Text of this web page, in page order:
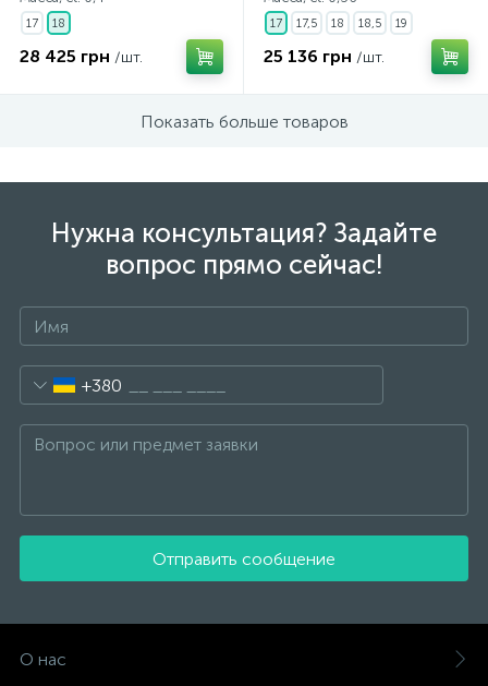
17 18
28 425 грн /шт.
17 17,5 18 18,5 19
25 136 грн /шт.
Показать больше товаров
Нужна консультация? Задайте
вопрос прямо сейчас!
+380
Отправить сообщение
О нас